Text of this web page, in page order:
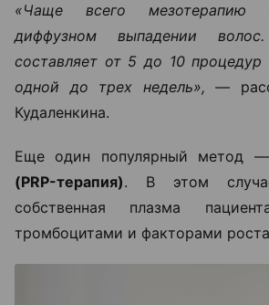
«Чаще всего мезотерапию
диффузном выпадении
составляет от 5 до 10 процедур
одной до трех недель», —
Кудаленкина.
Еще один популярный метод —
(PRP-терапия). В этом случае
собственная плазма
тромбоцитами и факторами